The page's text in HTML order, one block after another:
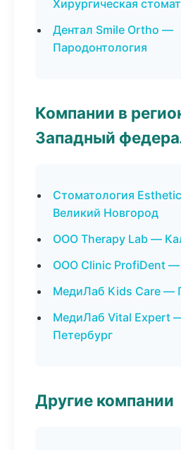
Хирургическая
Дентал Smile Ortho —
Пародонтология
Компании в
Западный
Стоматология
Великий Новгород
ООО Therapy Lab —
ООО Clinic ProfiDent —
МедиЛаб Kids Care —
МедиЛаб Vital Expert
Петербург
Другие компании